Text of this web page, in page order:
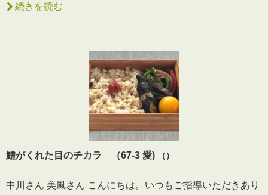
続きを読む
鱧がくれた目のチカラ （67-3 愛) （）
中川さん 美風さん こんにちは。いつもご指導いただきあり